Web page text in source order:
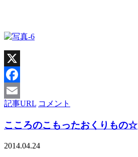
X
Facebook
Email
記事URL コメント
こころのこもったおくりもの☆
2014.04.24